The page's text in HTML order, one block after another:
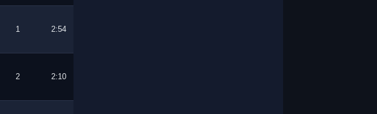
1 2:54
2 2:10